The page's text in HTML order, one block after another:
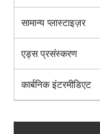
सामान्य प्लास्टाइज़र
एड्स प्रसंस्करण
कार्बनिक इंटरमीडिएट